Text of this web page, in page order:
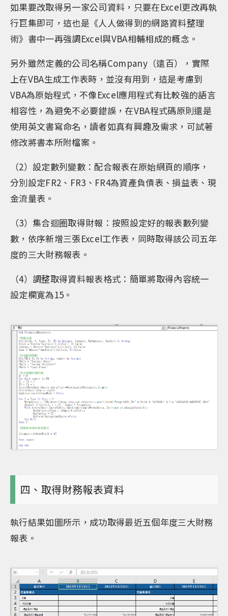
如果要改取得另一家公司資料，只要在Excel更改再執
行巨集即可，這也是《人人做得到的網路資料整理
術》書中一再強調Excel與VBA相輔相成的概念。
另外雖然定義的公司名稱Company（遠百），實際
上在VBA生成工作表時，並沒有用到，這是考慮到
VBA為原始程式，不像Excel應用程式有比較強的語言
相容性，為避免不必要錯誤，在VBA程式碼原則還是
使用英文書寫命名，讀者如真有興趣及需求，可試著
修改將書本所附檔案。
（2）設定數列變數：配合報表在原始網頁的順序，
分別設定FR2、FR3、FR4為資產負債表、損益表、現
金流量表。
（3）集合迴圈取得財報：按照設定好的報表數列變
數，依序新增三張Excel工作表，同時取得該公司五年
度的三大財務報表。
（4）調整取得資料報表格式：簡單將取得內容統一
設定欄寛為15。
四、取得財務報表資料
執行結果如圖所示，成功取得最近五個年度三大財務
報表。